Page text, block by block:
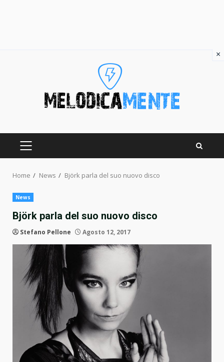
PRIMARY
Home News Björk parla del suo nuovo disco
News
Björk parla del suo nuovo disco
Stefano Pellone Agosto 12, 2017
×